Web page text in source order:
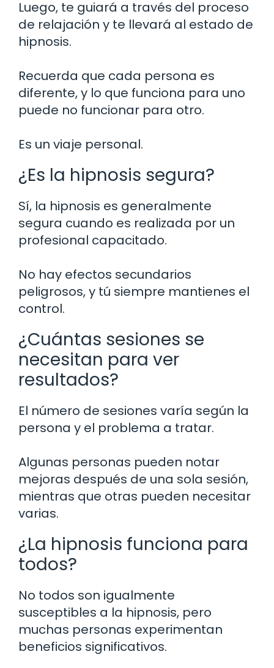
Luego, te guiará a través del proceso
de relajación y te llevará al estado de
hipnosis.
Recuerda que cada persona es
diferente, y lo que funciona para uno
puede no funcionar para otro.
Es un viaje personal.
¿Es la hipnosis segura?
Sí, la hipnosis es generalmente
segura cuando es realizada por un
profesional capacitado.
No hay efectos secundarios
peligrosos, y tú siempre mantienes el
control.
¿Cuántas sesiones se
necesitan para ver
resultados?
El número de sesiones varía según la
persona y el problema a tratar.
Algunas personas pueden notar
mejoras después de una sola sesión,
mientras que otras pueden necesitar
varias.
¿La hipnosis funciona para
todos?
No todos son igualmente
susceptibles a la hipnosis, pero
muchas personas experimentan
beneficios significativos.